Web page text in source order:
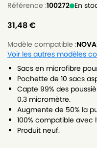
Référence :100272 En
31,48€
Modèle compatible :
Voir les autres modèles
Sacs en microfibre
Pochette de 10 sacs
Capte 99% des
0.3 micromètre.
Augmente de 50% la
100% compatible avec
Produit neuf.